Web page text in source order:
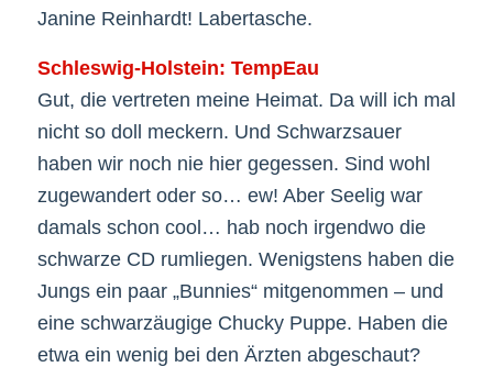
Janine Reinhardt! Labertasche.
Schleswig-Holstein: TempEau
Gut, die vertreten meine Heimat. Da will ich mal
nicht so doll meckern. Und Schwarzsauer
haben wir noch nie hier gegessen. Sind wohl
zugewandert oder so… ew! Aber Seelig war
damals schon cool… hab noch irgendwo die
schwarze CD rumliegen. Wenigstens haben die
Jungs ein paar „Bunnies“ mitgenommen – und
eine schwarzäugige Chucky Puppe. Haben die
etwa ein wenig bei den Ärzten abgeschaut?